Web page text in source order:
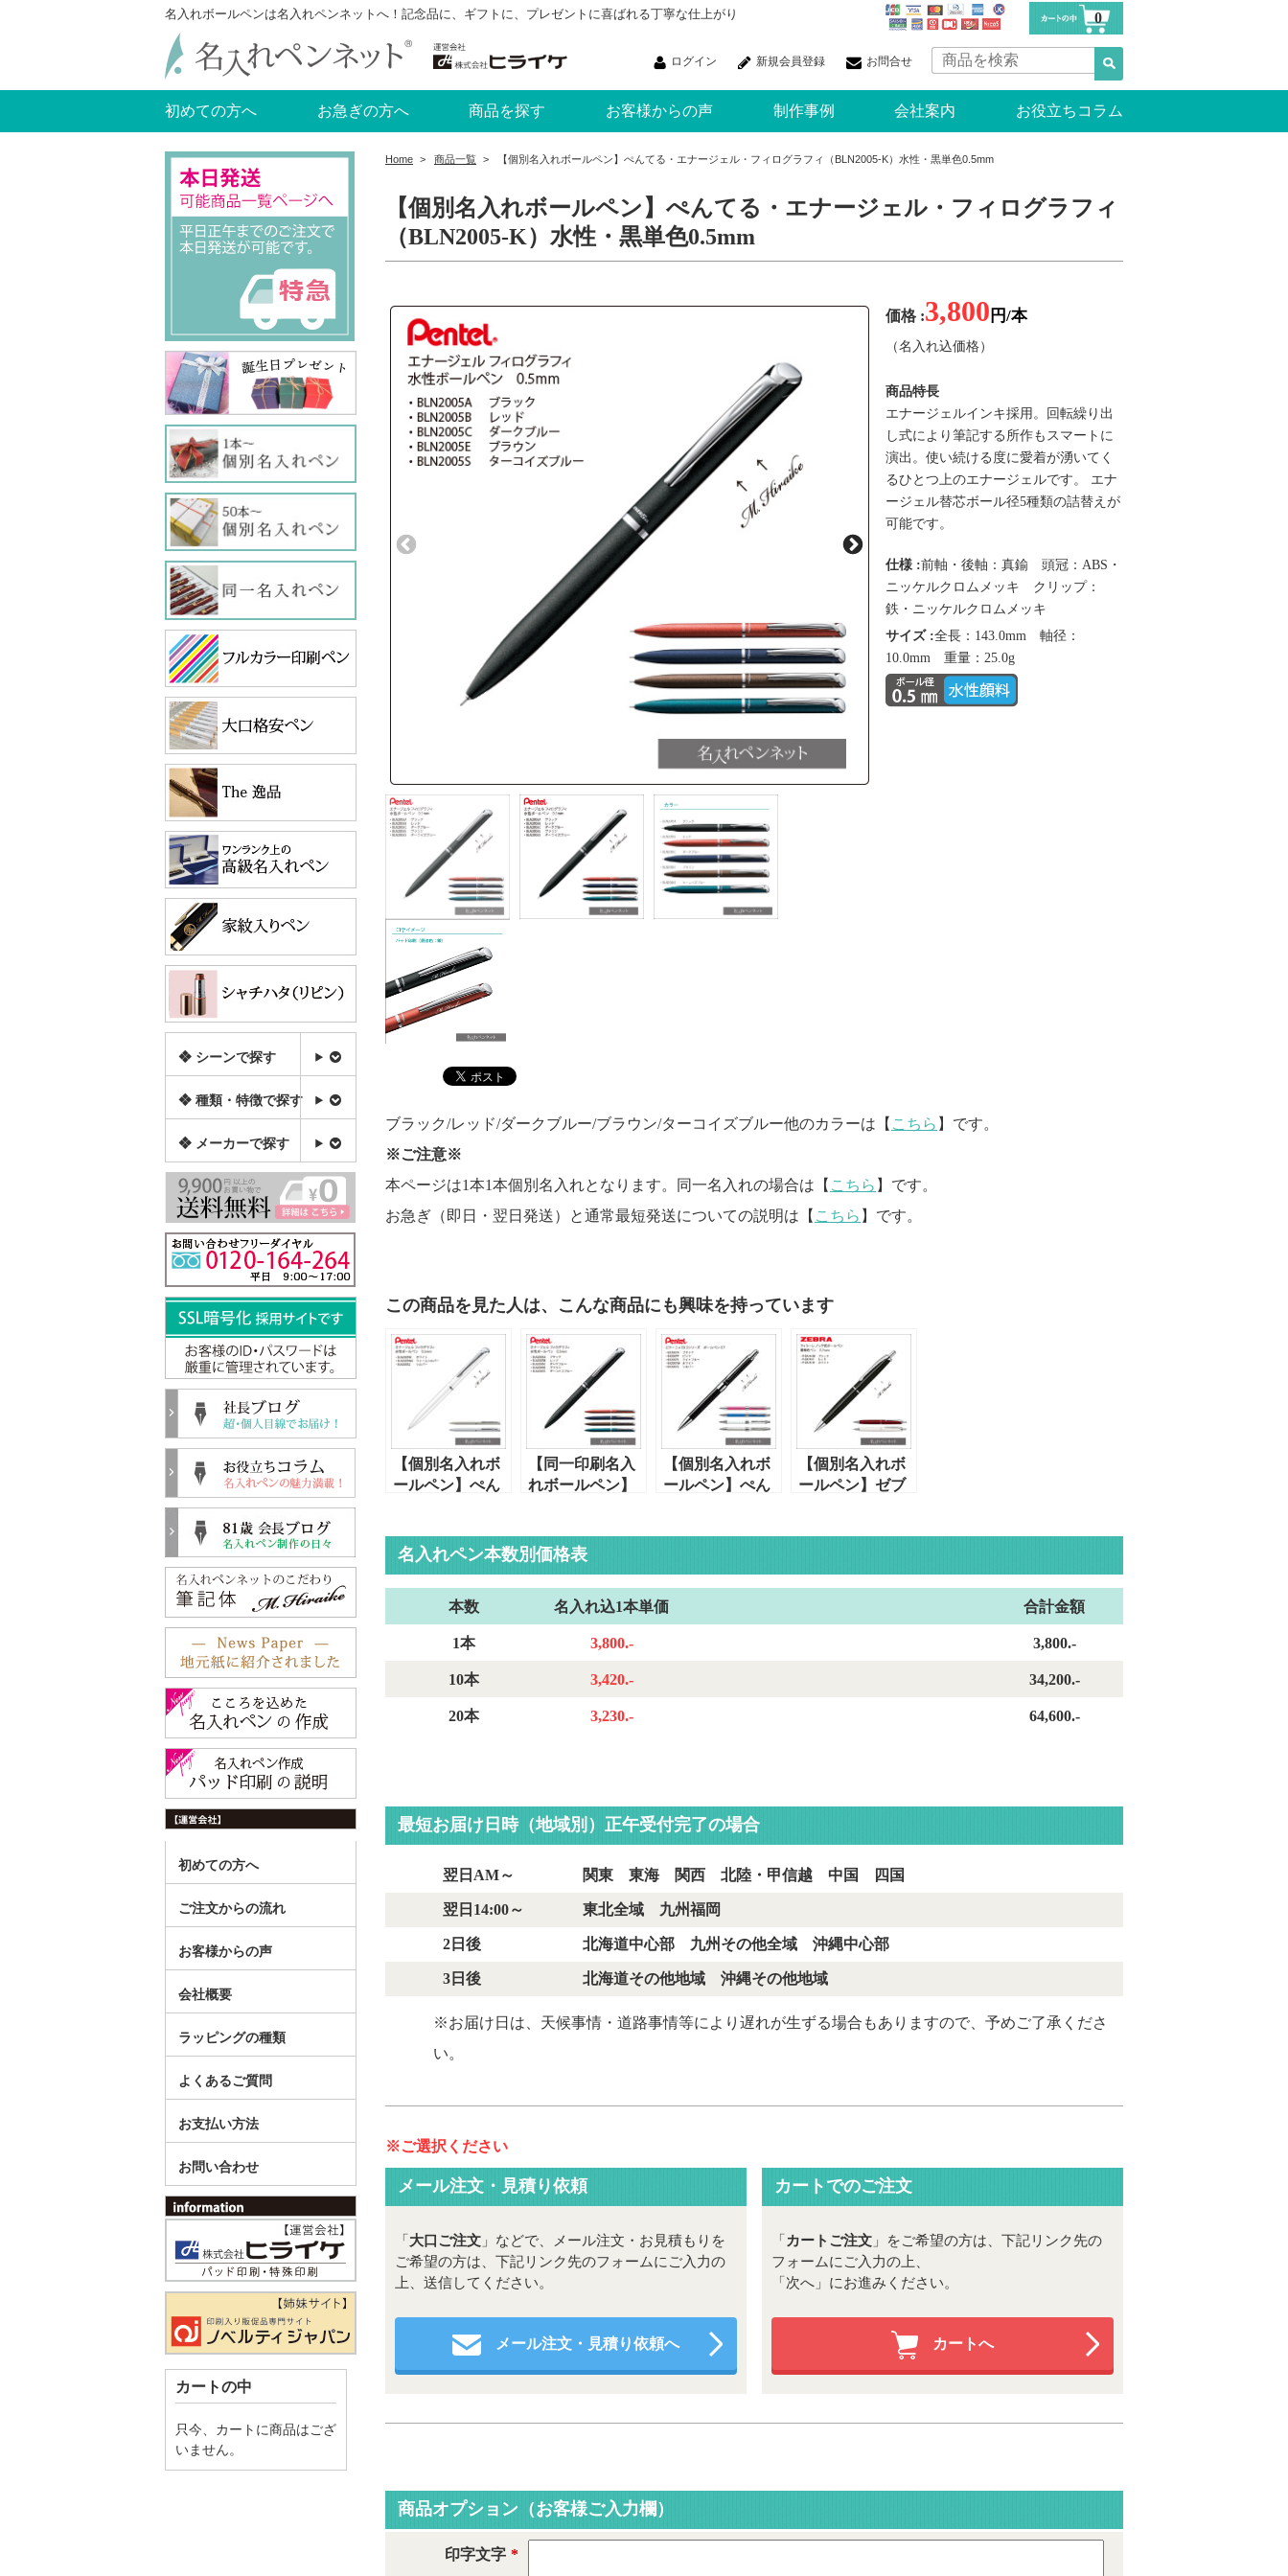
名入れボールペンは名入れペンネットへ！記念品に、ギフトに、プレゼントに喜ばれる丁寧な仕上がり 0
ログイン 新規会員登録 お問合せ
初めての方へ お急ぎの方へ 商品を探す お客様からの声 制作事例 会社案内 お役立ちコラム
Home > 商品一覧 > 【個別名入れボールペン】ぺんてる・エナージェル・フィログラフィ（BLN2005-K）水性・黒単色0.5mm
【個別名入れボールペン】ぺんてる・エナージェル・フィログラフィ
（BLN2005-K）水性・黒単色0.5mm
価格 :3,800 円/本
（名入れ込価格）
商品特長
エナージェルインキ採用。回転繰り出
し式により筆記する所作もスマートに
演出。使い続ける度に愛着が湧いてく
るひとつ上のエナージェルです。 エナ
ージェル替芯ボール径5種類の詰替えが
可能です。
仕様 :前軸・後軸：真鍮 頭冠：ABS・
ニッケルクロムメッキ クリップ：
鉄・ニッケルクロムメッキ
サイズ :全長：143.0mm 軸径：
10.0mm 重量：25.0g
ブラック/レッド/ダークブルー/ブラウン/ターコイズブルー他のカラーは【 こちら 】です。
※ご注意※
本ページは1本1本個別名入れとなります。同一名入れの場合は【 こちら 】です。
お急ぎ（即日・翌日発送）と通常最短発送についての説明は【 こちら 】です。
この商品を見た人は、こんな商品にも興味を持っています
【個別名入れボ
ールペン】ぺん
ラフィ
K）水性・黒単
色0.5mm
【同一印刷名入
れボールペン】
ログラフィ
性・黒単色
0.5mm
【個別名入れボ
ールペン】ぺん
0.7mm
【個別名入れボ
ールペン】ゼブ
名入れペン本数別価格表
本数 名入れ込1本単価 合計金額
1本 3,800.- 3,800.-
10本 3,420.- 34,200.-
20本 3,230.- 64,600.-
最短お届け日時（地域別）正午受付完了の場合
翌日AM～ 関東 東海 関西 北陸・甲信越 中国 四国
翌日14:00～ 東北全域 九州福岡
2日後 北海道中心部 九州その他全域 沖縄中心部
3日後 北海道その他地域 沖縄その他地域
※お届け日は、天候事情・道路事情等により遅れが生ずる場合もありますので、予めご了承くださ
い。
※ご選択ください
メール注文・見積り依頼
「 大口ご注文 」などで、メール注文・お見積もりを
ご希望の方は、下記リンク先のフォームにご入力の
上、送信してください。
メール注文・見積り依頼へ
カートでのご注文
「 カートご注文」をご希望の方は、下記リンク先の
フォームにご入力の上、
「次へ」にお進みください。
カートへ
商品オプション（お客様ご入力欄）
印字文字 *
❖ シーンで探す
❖ 種類・特徴で探す
❖ メーカーで探す
初めての方へ
ご注文からの流れ
お客様からの声
会社概要
ラッピングの種類
よくあるご質問
お支払い方法
お問い合わせ
カートの中
只今、カートに商品はござ
いません。